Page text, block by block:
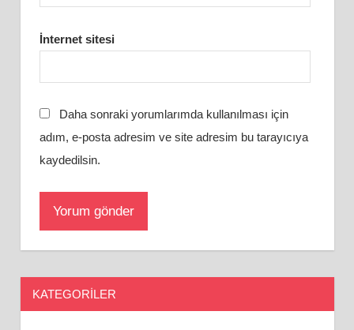
İnternet sitesi
Daha sonraki yorumlarımda kullanılması için
adım, e-posta adresim ve site adresim bu tarayıcıya
kaydedilsin.
KATEGORILER